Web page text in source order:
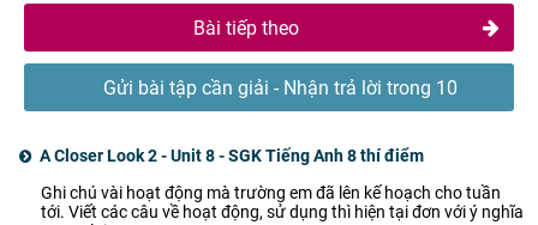
Bài tiếp theo
Gửi bài tập cần giải - Nhận trả lời trong 10
A Closer Look 2 - Unit 8 - SGK Tiếng Anh 8 thí điểm
Ghi chú vài hoạt động mà trường em đã lên kế hoạch cho tuần
tới. Viết các câu về hoạt động, sử dụng thì hiện tại đơn với ý nghĩa